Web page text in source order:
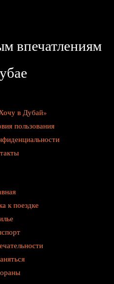
впечатлениям
в Дубай»
пользования
к поездке